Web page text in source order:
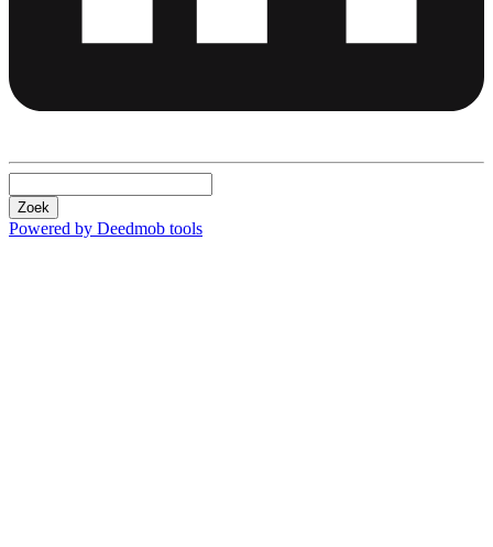
Zoek
Powered by Deedmob tools